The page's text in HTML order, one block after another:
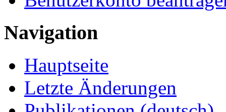
Navigation
Hauptseite
Letzte Änderungen